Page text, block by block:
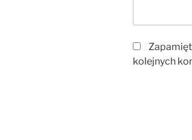
kolejnych